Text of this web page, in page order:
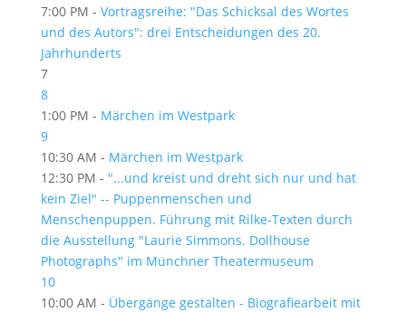
7:00 PM - Vortragsreihe: "Das Schicksal des Wortes
und des Autors": drei Entscheidungen des 20.
Jahrhunderts
7
8
1:00 PM - Märchen im Westpark
9
10:30 AM - Märchen im Westpark
12:30 PM - "...und kreist und dreht sich nur und hat
kein Ziel" -- Puppenmenschen und
Menschenpuppen. Führung mit Rilke-Texten durch
die Ausstellung "Laurie Simmons. Dollhouse
Photographs" im Münchner Theatermuseum
10
10:00 AM - Übergänge gestalten - Biografiearbeit mit